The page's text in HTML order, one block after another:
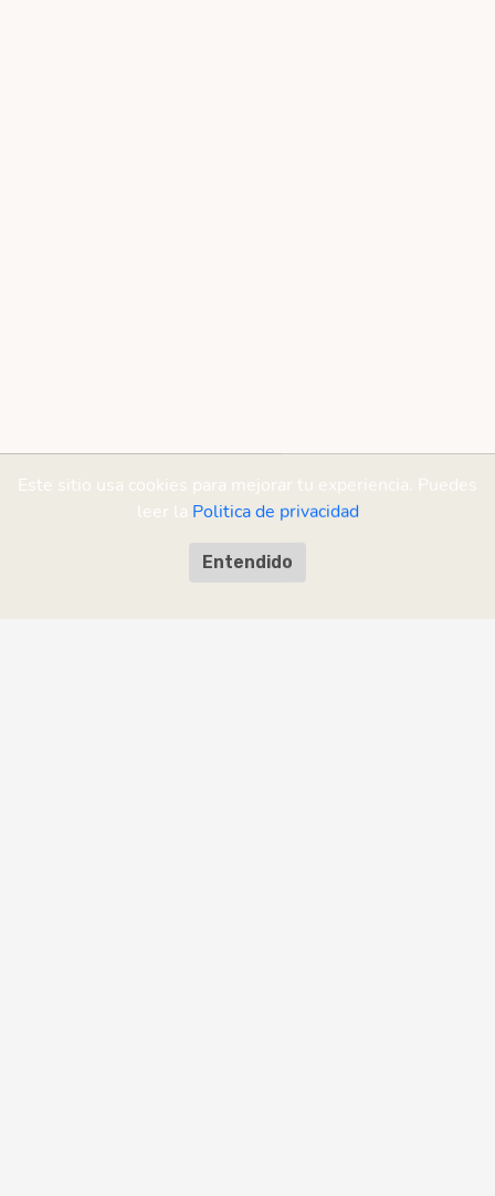
Este sitio usa cookies para mejorar tu experiencia. Puedes
leer la Politica de privacidad
Entendido